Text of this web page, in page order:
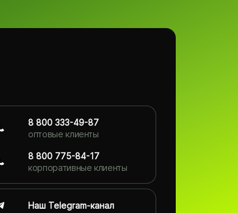
8 800 333-49-87
оптовые клиенты
8 800 775-84-17
корпоративные клиенты
Наш Telegram-канал